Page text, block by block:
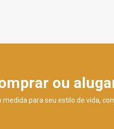
ou
medida para seu estilo de vida,